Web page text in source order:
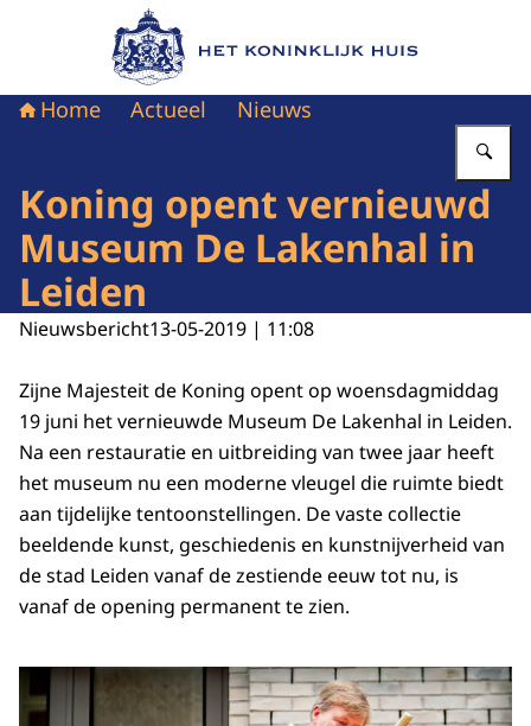
Naar de homepage van Het Koninklijk Huis
Home Actueel Nieuws
Koning opent vernieuwd
Museum De Lakenhal in
Leiden
Nieuwsbericht13-05-2019 | 11:08
Zijne Majesteit de Koning opent op woensdagmiddag
19 juni het vernieuwde Museum De Lakenhal in Leiden.
Na een restauratie en uitbreiding van twee jaar heeft
het museum nu een moderne vleugel die ruimte biedt
aan tijdelijke tentoonstellingen. De vaste collectie
beeldende kunst, geschiedenis en kunstnijverheid van
de stad Leiden vanaf de zestiende eeuw tot nu, is
vanaf de opening permanent te zien.